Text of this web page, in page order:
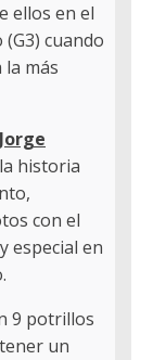
ellos en el
(G3) cuando
más
Jorge
historia
con el
especial en
9 potrillos
un